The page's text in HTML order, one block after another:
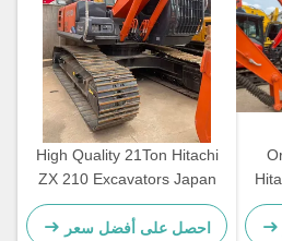
High Quality 21Ton Hitachi
ZX 210 Excavators Japan
Original 210 Earth-Moving
Hydraulic Machinery Used
احصل على أفضل سعر